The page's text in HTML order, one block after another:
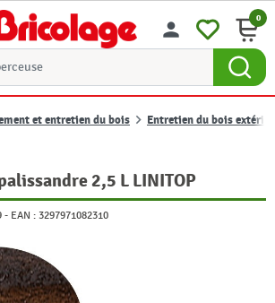
person 0
et entretien du bois Entretien du bois
2,5 L LINITOP
- EAN : 3297971082310